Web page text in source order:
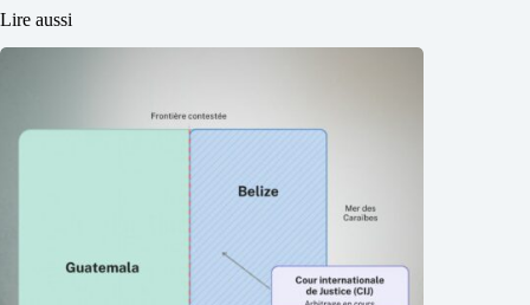
Lire aussi